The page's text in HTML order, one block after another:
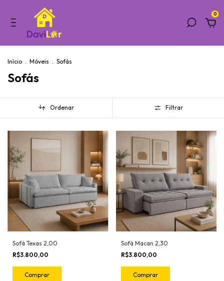
0
Início . Móveis . Sofás
Sofás
Ordenar Filtrar
Sofá Texas 2,00
R$3.800,00
Comprar
Sofá Macan 2,30
R$3.800,00
Comprar